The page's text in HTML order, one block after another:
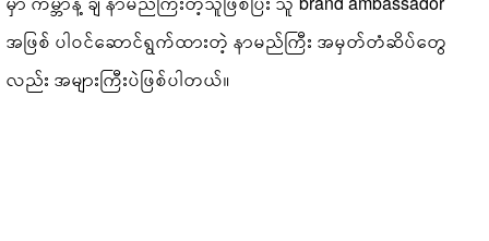
အဖြစ် ပါဝင်ဆောင်ရွက်ထားတဲ့ နာမည်ကြီး အမှတ်တံဆိပ်တွေ
လည်း အများကြီးပဲဖြစ်ပါတယ်။